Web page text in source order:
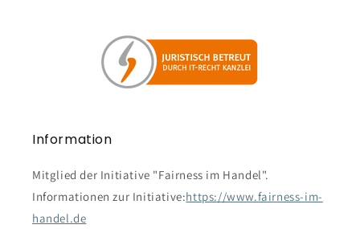
Information
Mitglied der Initiative "Fairness im Handel".
Informationen zur Initiative:https://www.fairness-im-
handel.de